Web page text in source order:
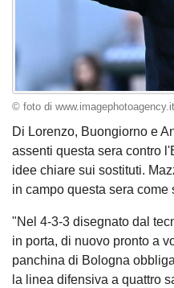
© foto di www.imagephotoagency.it
Di Lorenzo, Buongiorno e
assenti questa sera contro
idee chiare sui sostituti.
in campo questa sera
"Nel 4-3-3 disegnato dal
in porta, di nuovo pronto a
panchina di Bologna
la linea difensiva a quattro